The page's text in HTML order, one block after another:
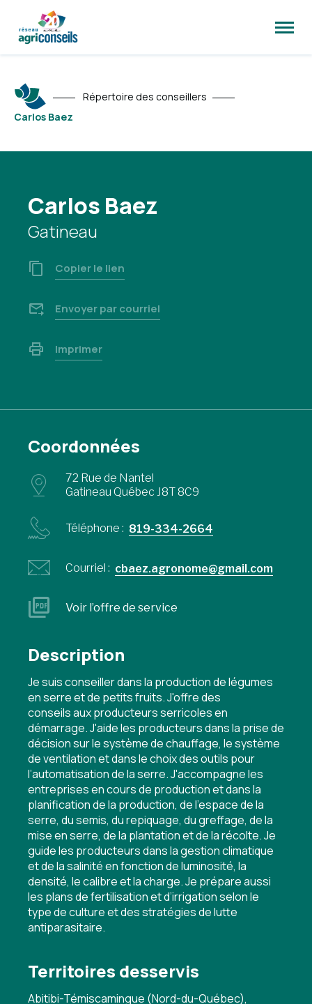
la
Répertoire des conseillers
Carlos Baez
Carlos Baez
Gatineau
Copier le lien
Envoyer par courriel
Imprimer
Coordonnées
72 Rue de Nantel
Gatineau Québec J8T 8C9
Téléphone : 819-334-2664
Courriel : cbaez.agronome@gmail.com
Voir l’offre de service
Description
Je suis conseiller dans la production de légumes
en serre et de petits fruits. J'offre des
conseils aux producteurs serricoles en
démarrage. J'aide les producteurs dans la prise de
décision sur le système de chauffage, le système
de ventilation et dans le choix des outils pour
l’automatisation de la serre. J'accompagne les
entreprises en cours de production et dans la
planification de la production, de l’espace de la
serre, du semis, du repiquage, du greffage, de la
mise en serre, de la plantation et de la récolte. Je
guide les producteurs dans la gestion climatique
et de la salinité en fonction de luminosité, la
densité, le calibre et la charge. Je prépare aussi
les plans de fertilisation et d’irrigation selon le
type de culture et des stratégies de lutte
antiparasitaire.
Territoires desservis
Abitibi-Témiscamingue (Nord-du-Québec),